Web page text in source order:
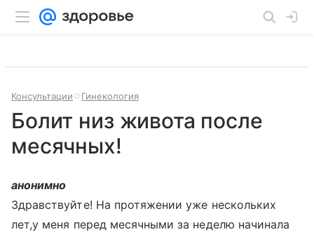
Консультации Гинекология
Болит низ живота после
месячных!
анонимно
Здравствуйте! На протяжении уже нескольких
лет,у меня перед месячными за неделю начинала